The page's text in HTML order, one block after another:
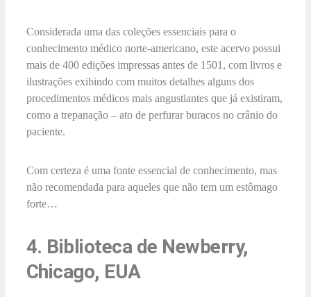
Considerada uma das coleções essenciais para o
conhecimento médico norte-americano, este acervo possui
mais de 400 edições impressas antes de 1501, com livros e
ilustrações exibindo com muitos detalhes alguns dos
procedimentos médicos mais angustiantes que já existiram,
como a trepanação – ato de perfurar buracos no crânio do
paciente.
Com certeza é uma fonte essencial de conhecimento, mas
não recomendada para aqueles que não tem um estômago
forte…
4. Biblioteca de Newberry,
Chicago, EUA